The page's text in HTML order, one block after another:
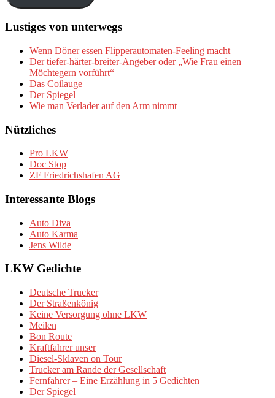
Lustiges von unterwegs
Wenn Döner essen Flipperautomaten-Feeling macht
Der tiefer-härter-breiter-Angeber oder „Wie Frau einen
Möchtegern vorführt“
Das Coilauge
Der Spiegel
Wie man Verlader auf den Arm nimmt
Nützliches
Pro LKW
Doc Stop
ZF Friedrichshafen AG
Interessante Blogs
Auto Diva
Auto Karma
Jens Wilde
LKW Gedichte
Deutsche Trucker
Der Straßenkönig
Keine Versorgung ohne LKW
Meilen
Bon Route
Kraftfahrer unser
Diesel-Sklaven on Tour
Trucker am Rande der Gesellschaft
Fernfahrer – Eine Erzählung in 5 Gedichten
Der Spiegel